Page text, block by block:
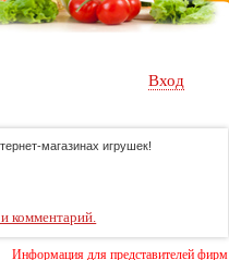
Вход
магазинах игрушек!
комментарий.
Информация для представителей фирм